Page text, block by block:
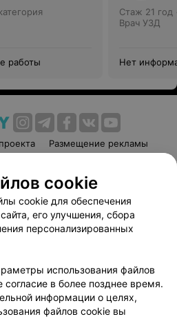
работы
Стаж 21 год
Врач УЗД
Нет
Размещение рекламы
Способы оплаты
Партнеры
103.by
данных
cookie
cookie для обеспечения
его улучшения, сбора
персонализированных
использования файлов
согласие в более позднее время.
информации о целях,
файлов cookie вы